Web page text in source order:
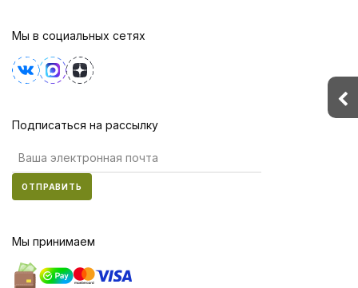
Мы в социальных сетях
Подписаться на рассылку
ОТПРАВИТЬ
Мы принимаем